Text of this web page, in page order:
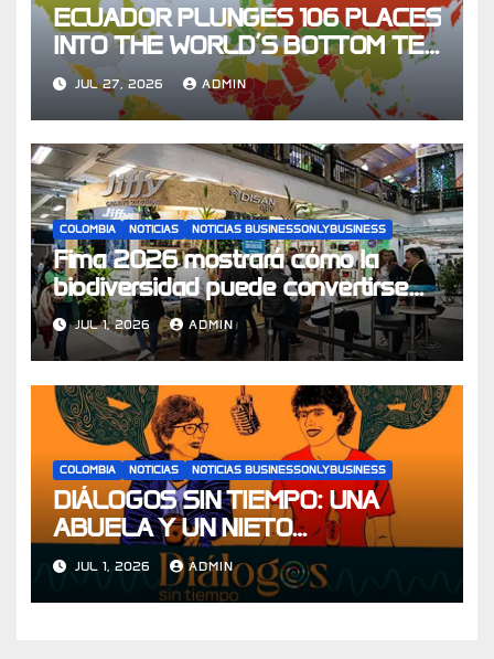
ECUADOR PLUNGES 106 PLACES
INTO THE WORLD’S BOTTOM TEN
FOR CHILDREN’S RIGHTS
JUL 27, 2026 ADMIN
COLOMBIA NOTICIAS NOTICIAS BUSINESSONLYBUSINESS
Fima 2026 mostrará cómo la
biodiversidad puede convertirse
en un motor de la economía y
aportar hasta el 10% del PIB en
2030
JUL 1, 2026 ADMIN
COLOMBIA NOTICIAS NOTICIAS BUSINESSONLYBUSINESS
DIÁLOGOS SIN TIEMPO: UNA
ABUELA Y UN NIETO
CONVERSAN SOBRE LOS
DILEMAS QUE TODOS VIVIMOS
JUL 1, 2026 ADMIN